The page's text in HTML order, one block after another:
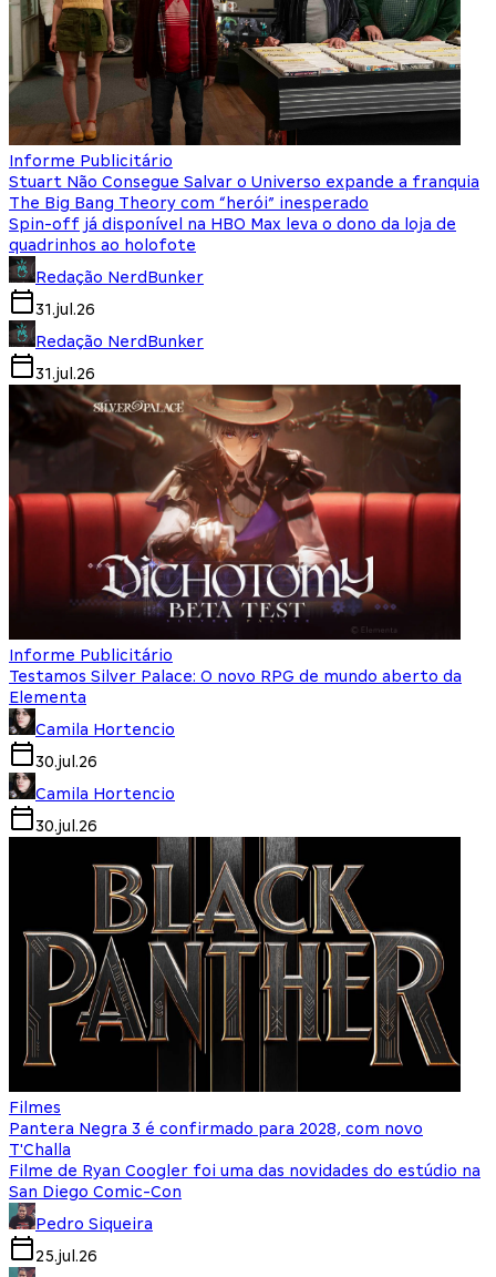
Informe Publicitário
Stuart Não Consegue Salvar o Universo expande a franquia
The Big Bang Theory com “herói” inesperado
Spin-off já disponível na HBO Max leva o dono da loja de
quadrinhos ao holofote
Redação NerdBunker
31.jul.26
Redação NerdBunker
31.jul.26
Informe Publicitário
Testamos Silver Palace: O novo RPG de mundo aberto da
Elementa
Camila Hortencio
30.jul.26
Camila Hortencio
30.jul.26
Filmes
Pantera Negra 3 é confirmado para 2028, com novo
T'Challa
Filme de Ryan Coogler foi uma das novidades do estúdio na
San Diego Comic-Con
Pedro Siqueira
25.jul.26